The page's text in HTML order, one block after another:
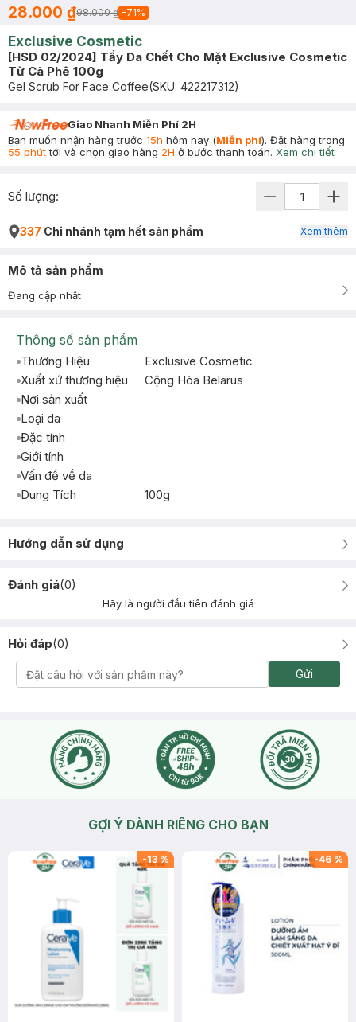
28.000 ₫98.000 ₫ -71%
Exclusive Cosmetic
[HSD 02/2024] Tẩy Da Chết Cho Mặt Exclusive Cosmetic
Từ Cà Phê 100g
Gel Scrub For Face Coffee(SKU: 422217312)
Giao Nhanh Miễn Phí 2H
Bạn muốn nhận hàng trước 15h hôm nay (Miễn phí). Đặt hàng trong
55 phúttới và chọn giao hàng 2H ở bước thanh toán. Xem chi tiết
Số lượng:
337 Chi nhánh tạm hết sản phẩm Xem thêm
Mô tả sản phẩm
Đang cập nhật
Thông số sản phẩm
Thương Hiệu
Exclusive Cosmetic
Xuất xứ thương hiệu
Cộng Hòa Belarus
Nơi sản xuất
Loại da
Đặc tính
Giới tính
Vấn đề về da
Dung Tích
100g
Hướng dẫn sử dụng
Đánh giá(0)
Hãy là người đầu tiên đánh giá
Hỏi đáp(0)
Gửi
GỢI Ý DÀNH RIÊNG CHO BẠN
-13 % -46 %